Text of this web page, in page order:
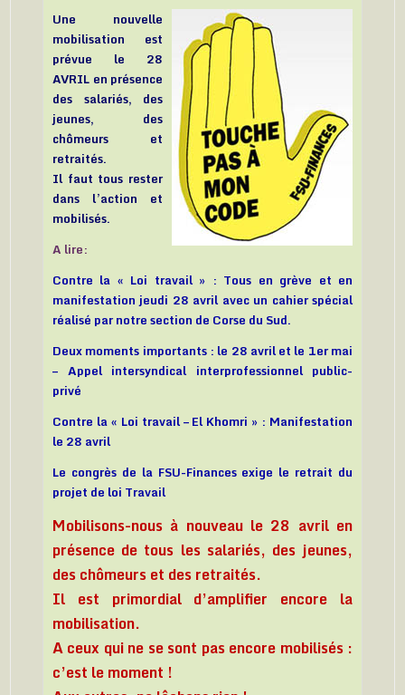
Une nouvelle
mobilisation est
prévue le 28
AVRIL en présence
des salariés, des
jeunes, des
chômeurs et
retraités.
Il faut tous rester
dans l’action et
mobilisés.
A lire:
Contre la « Loi travail » : Tous en grève et en
manifestation jeudi 28 avril avec un cahier spécial
réalisé par notre section de Corse du Sud.
Deux moments importants : le 28 avril et le 1er mai
– Appel intersyndical interprofessionnel public-
privé
Contre la « Loi travail – El Khomri » : Manifestation
le 28 avril
Le congrès de la FSU-Finances exige le retrait du
projet de loi Travail
Mobilisons-nous à nouveau le 28 avril en
présence de tous les salariés, des jeunes,
des chômeurs et des retraités.
Il est primordial d’amplifier encore la
mobilisation.
A ceux qui ne se sont pas encore mobilisés :
c’est le moment !